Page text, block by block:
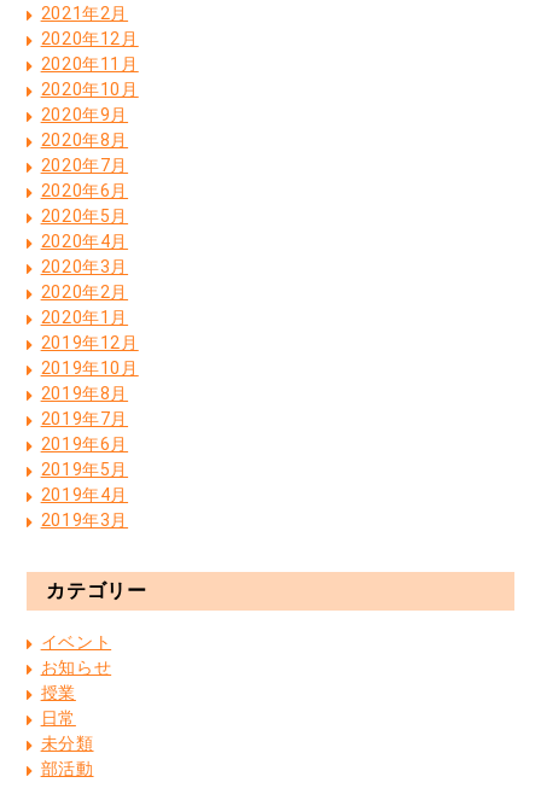
2021年2月
2020年12月
2020年11月
2020年10月
2020年9月
2020年8月
2020年7月
2020年6月
2020年5月
2020年4月
2020年3月
2020年2月
2020年1月
2019年12月
2019年10月
2019年8月
2019年7月
2019年6月
2019年5月
2019年4月
2019年3月
カテゴリー
イベント
お知らせ
授業
日常
未分類
部活動